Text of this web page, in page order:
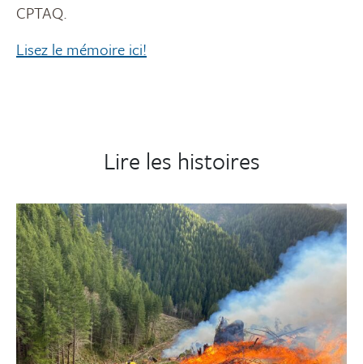
CPTAQ.
Lisez le mémoire ici!
Lire les histoires